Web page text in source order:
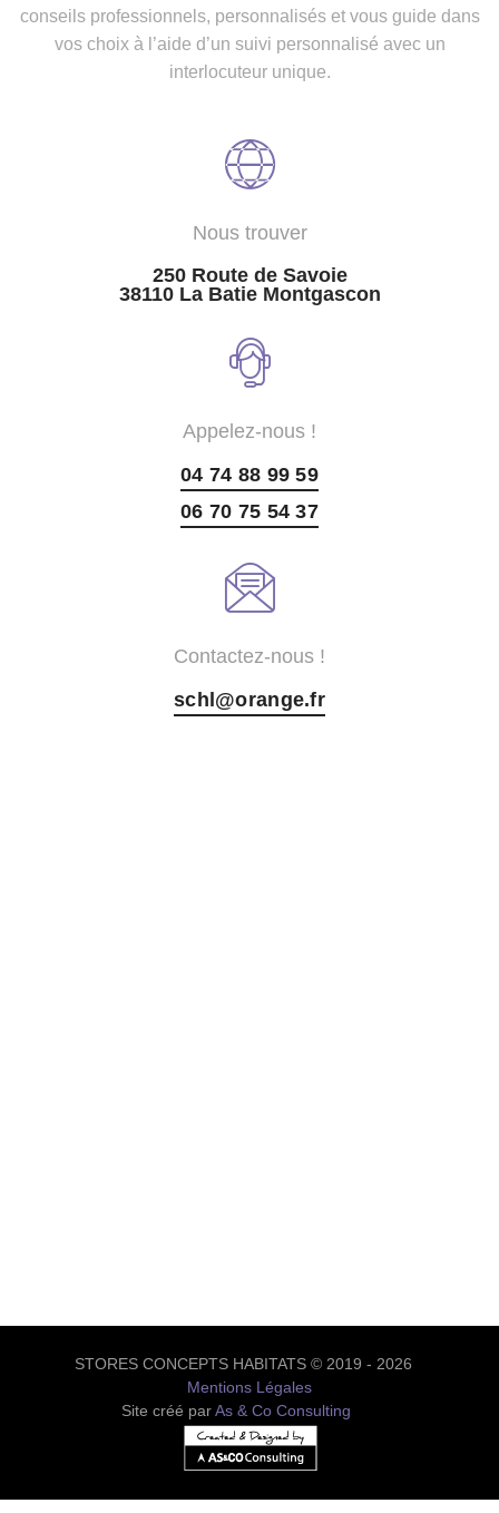
conseils professionnels, personnalisés et vous guide dans
vos choix à l’aide d’un suivi personnalisé avec un
interlocuteur unique.
Nous trouver
250 Route de Savoie
38110 La Batie Montgascon
Appelez-nous !
04 74 88 99 59
06 70 75 54 37
Contactez-nous !
schl@orange.fr
STORES CONCEPTS HABITATS © 2019 - 2026
Mentions Légales
Site créé parAs & Co Consulting